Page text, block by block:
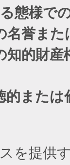
態様で
名誉ま
知的財
的また
を提供